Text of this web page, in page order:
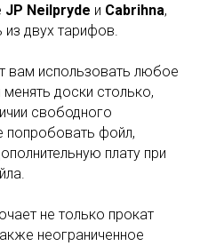
JP Neilpryde и Cabrihna,
двух тарифов.
вам использовать любое
доски столько,
свободного
попробовать фойл,
плату при
не только прокат
неограниченное